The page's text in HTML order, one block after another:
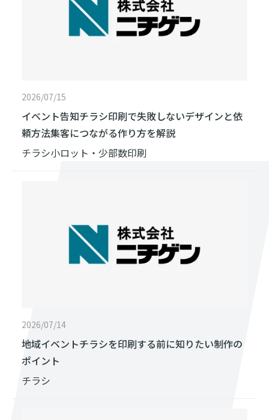
2026/07/15
イベント告知チラシ印刷で失敗しないデザインと依
頼方法集客につながる作り方を解説
チラシ小ロット・少部数印刷
2026/07/14
地域イベントチラシを印刷する前に知りたい制作の
ポイント
チラシ